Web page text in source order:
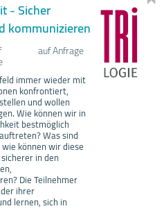
- Sicher
kommunizieren
auf Anfrage
immer wieder mit
konfrontiert,
und wollen
Wie können wir in
bestmöglich
Was sind
können wir diese
in den
Die Teilnehmer
ihrer
lernen, sich in